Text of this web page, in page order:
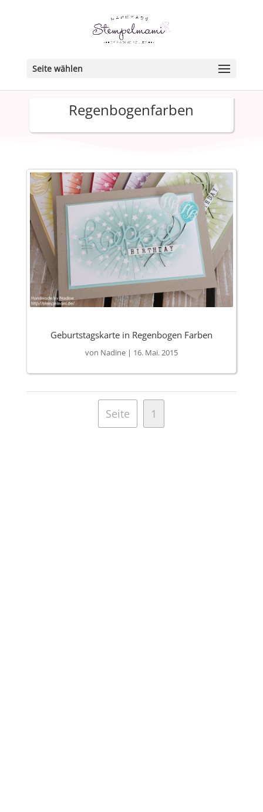
Seite wählen
Regenbogenfarben
Geburtstagskarte in Regenbogen Farben
von Nadine| 16. Mai. 2015
Seite 1